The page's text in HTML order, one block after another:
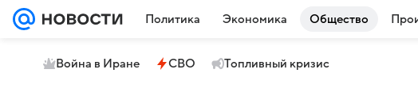
Политика Экономика Общество
Война в Иране СВО Топливный кризис